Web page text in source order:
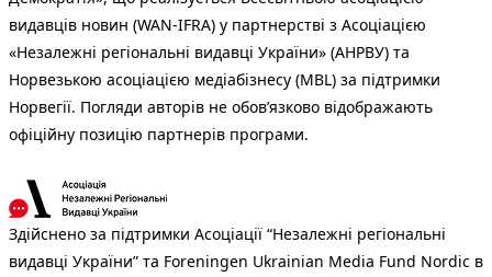
видавців новин (WAN-IFRA) у партнерстві з Асоціацією
«Незалежні регіональні видавці України» (АНРВУ) та
Норвезькою асоціацією медіабізнесу (MBL) за підтримки
Норвегії. Погляди авторів не обов’язково відображають
офіційну позицію партнерів програми.
Здійснено за підтримки Асоціації “Незалежні регіональні
видавці України” та Foreningen Ukrainian Media Fund Nordic в